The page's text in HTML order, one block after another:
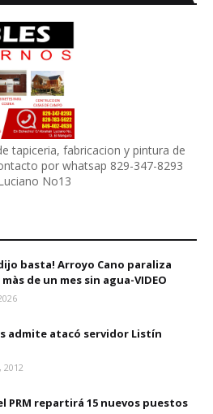
tapiceria, fabricacion y pintura de
por whatsap 829-347-8293
No13
basta! Arroyo Cano paraliza
de un mes sin agua-VIDEO
admite atacó servidor Listín
2012
PRM repartirá 15 nuevos puestos